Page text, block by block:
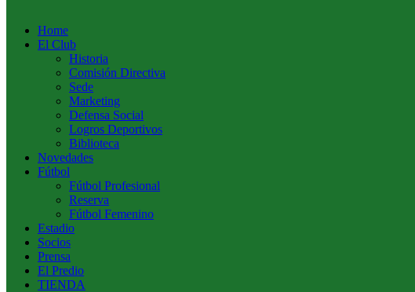
Home
El Club
Historia
Comisión Directiva
Sede
Marketing
Defensa Social
Logros Deportivos
Biblioteca
Novedades
Fútbol
Fútbol Profesional
Reserva
Fútbol Femenino
Estadio
Socios
Prensa
El Predio
TIENDA